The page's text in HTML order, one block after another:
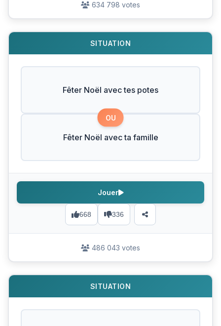
634 798 votes
SITUATION
Fêter Noël avec tes potes
OU
Fêter Noël avec ta famille
668 336
Jouer
486 043 votes
SITUATION